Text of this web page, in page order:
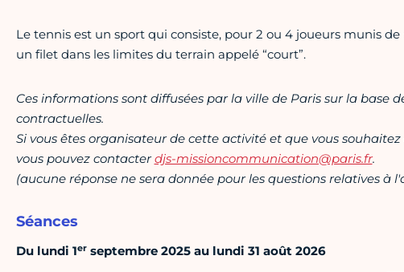
Le tennis est un sport qui consiste, pour 2 ou 4 joueurs munis
un filet dans les limites du terrain appelé “court”.
Ces informations sont diffusées par la ville de Paris sur la base
contractuelles.
Si vous êtes organisateur de cette activité et que vous
vous pouvez contacterdjs-missioncommunication@paris.fr.
(aucune réponse ne sera donnée pour les questions relatives à
Séances
Du lundi 1erseptembre 2025 au lundi 31 août 2026